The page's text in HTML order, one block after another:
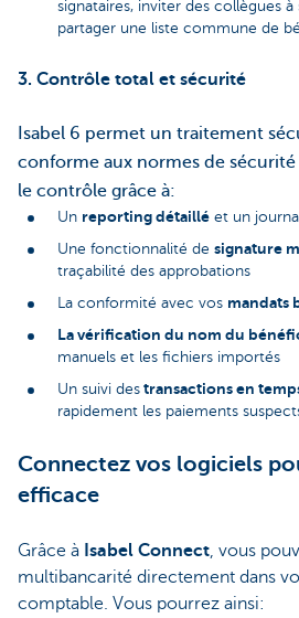
signataires, inviter des collègues
partager une liste commune de
3. Contrôle total et sécurité
Isabel 6 permet un traitement
conforme aux normes de sécurité
le contrôle grâce à:
Un reporting détaillé et un
Une fonctionnalité de signature
traçabilité des approbations
La conformité avec vos mandats
La vérification du nom du
manuels et les fichiers importés
Un suivi des transactions en
rapidement les paiements
Connectez vos logiciels
efficace
Grâce à Isabel Connect, vous
multibancarité directement dans
comptable. Vous pourrez ainsi: